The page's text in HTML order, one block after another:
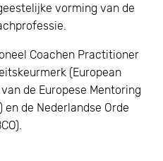
vorming van de
Coachen Practitioner
(European
de Europese Mentoring
en de Nederlandse Orde